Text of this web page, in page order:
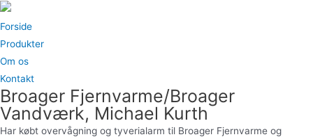
Gå
til
indholdet
Forside
Produkter
Om os
Kontakt
Broager Fjernvarme/Broager
Vandværk, Michael Kurth
Har købt overvågning og tyverialarm til Broager Fjernvarme og